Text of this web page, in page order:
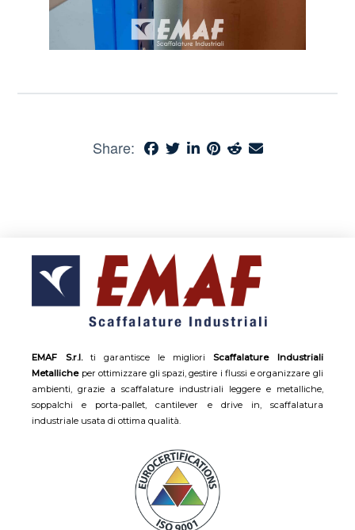
Share:
EMAF S.r.l.ti garantisce le miglioriScaffalature Industriali
Metallicheper ottimizzare gli spazi, gestire i flussi e organizzare gli
ambienti, grazie a scaffalature industriali leggere e metalliche,
soppalchi e porta-pallet, cantilever e drive in, scaffalatura
industriale usata di ottima qualità.